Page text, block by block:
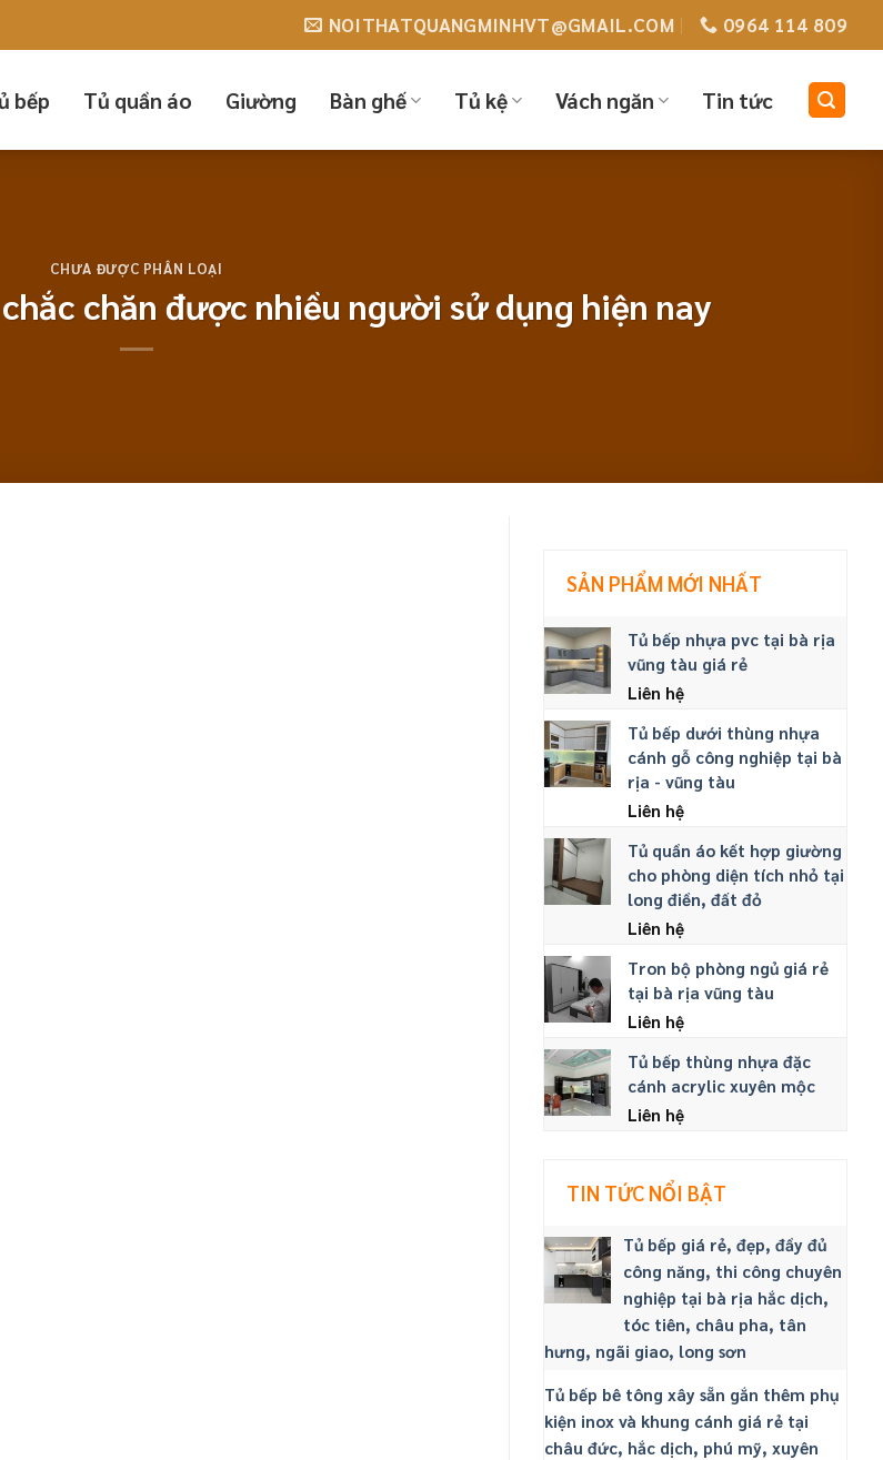
NOITHATQUANGMINHVT@GMAIL.COM 0964 114 809
bếp Tủ quần áo Giường Bàn ghế Tủ kệ Vách ngăn Tin tức
CHƯA ĐƯỢC PHÂN LOẠI
chăn được nhiều người sử dụng hiện nay
SẢN PHẨM MỚI NHẤT
Tủ bếp nhựa pvc tại bà rịa
vũng tàu giá rẻ
Liên hệ
Tủ bếp dưới thùng nhựa
cánh gỗ công nghiệp tại bà
rịa - vũng tàu
Liên hệ
Tủ quần áo kết hợp giường
cho phòng diện tích nhỏ tại
long điền, đất đỏ
Liên hệ
Tron bộ phòng ngủ giá rẻ
tại bà rịa vũng tàu
Liên hệ
Tủ bếp thùng nhựa đặc
cánh acrylic xuyên mộc
Liên hệ
TIN TỨC NỔI BẬT
Tủ bếp giá rẻ, đẹp, đầy đủ
công năng, thi công chuyên
nghiệp tại bà rịa hắc dịch,
tóc tiên, châu pha, tân
hưng, ngãi giao, long sơn
Tủ bếp bê tông xây sẵn gắn thêm phụ
kiện inox và khung cánh giá rẻ tại
châu đức, hắc dịch, phú mỹ, xuyên